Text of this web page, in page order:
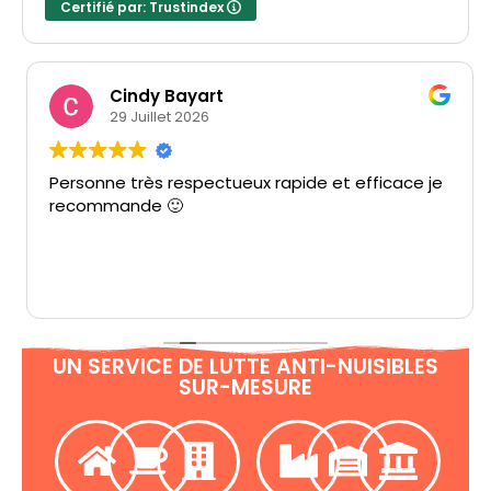
Certifié par: Trustindex
Cindy Bayart
29 Juillet 2026
Personne très respectueux rapide et efficace je
recommande 🙂
UN SERVICE DE LUTTE ANTI-NUISIBLES
SUR-MESURE